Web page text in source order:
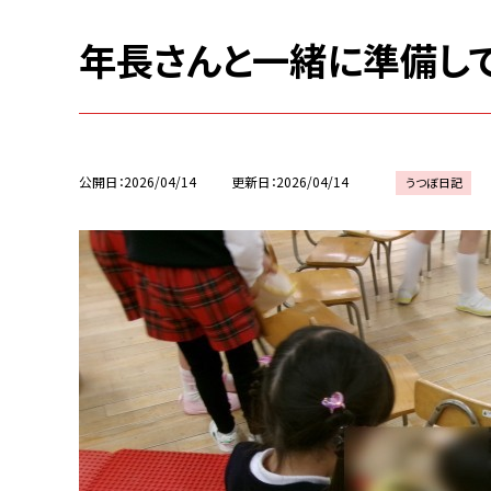
年長さんと一緒に準備し
公開日 2026/04/14 更新日 2026/04/14 うつぼ日記